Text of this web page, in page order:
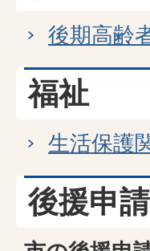
後期高齢
福祉
生活保護
後援申請